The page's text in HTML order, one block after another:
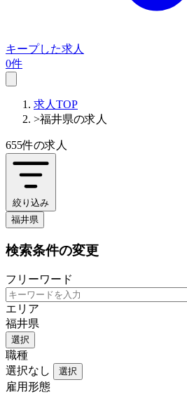
キープした求人
0件
求人TOP
>福井県の求人
655件の求人
絞り込み
福井県
検索条件の変更
フリーワード
エリア
福井県
選択
職種
選択なし
選択
雇用形態